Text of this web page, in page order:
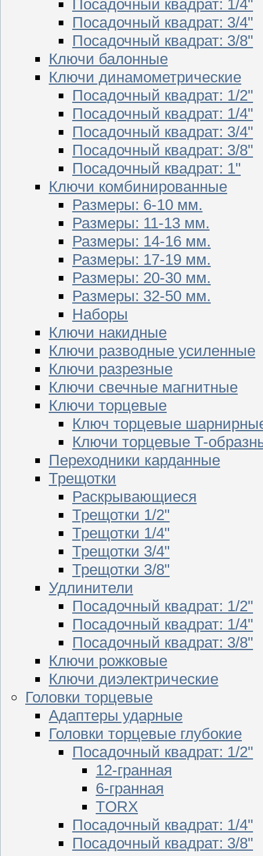
Посадочный квадрат: 1/4"
Посадочный квадрат: 3/4"
Посадочный квадрат: 3/8"
Ключи балонные
Ключи динамометрические
Посадочный квадрат: 1/2"
Посадочный квадрат: 1/4"
Посадочный квадрат: 3/4"
Посадочный квадрат: 3/8"
Посадочный квадрат: 1"
Ключи комбинированные
Размеры: 6-10 мм.
Размеры: 11-13 мм.
Размеры: 14-16 мм.
Размеры: 17-19 мм.
Размеры: 20-30 мм.
Размеры: 32-50 мм.
Наборы
Ключи накидные
Ключи разводные усиленные
Ключи разрезные
Ключи свечные магнитные
Ключи торцевые
Ключ торцевые
Ключи торцевые T-
Переходники карданные
Трещотки
Раскрывающиеся
Трещотки 1/2"
Трещотки 1/4"
Трещотки 3/4"
Трещотки 3/8"
Удлинители
Посадочный квадрат: 1/2"
Посадочный квадрат: 1/4"
Посадочный квадрат: 3/8"
Ключи рожковые
Ключи диэлектрические
Головки торцевые
Адаптеры ударные
Головки торцевые глубокие
Посадочный квадрат: 1/2"
12-гранная
6-гранная
TORX
Посадочный квадрат: 1/4"
Посадочный квадрат: 3/8"